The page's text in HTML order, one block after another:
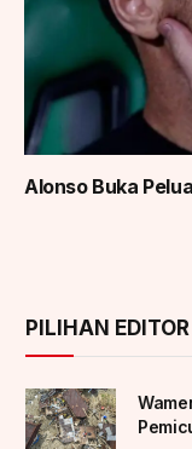
Alonso Buka
PILIHAN EDITOR